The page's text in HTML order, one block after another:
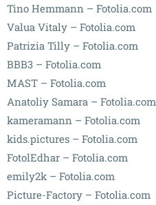
Tino Hemmann – Fotolia.com
Valua Vitaly – Fotolia.com
Patrizia Tilly – Fotolia.com
BBB3 – Fotolia.com
MAST – Fotolia.com
Anatoliy Samara – Fotolia.com
kameramann – Fotolia.com
kids.pictures – Fotolia.com
FotolEdhar – Fotolia.com
emily2k – Fotolia.com
Picture-Factory – Fotolia.com